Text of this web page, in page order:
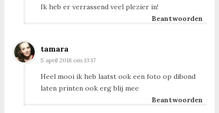
Ik heb er verrassend veel plezier in!
Beantwoorden
tamara
5 april 2018 om 13:17
Heel mooi ik heb laatst ook een foto op dibond
laten printen ook erg blij mee
Beantwoorden